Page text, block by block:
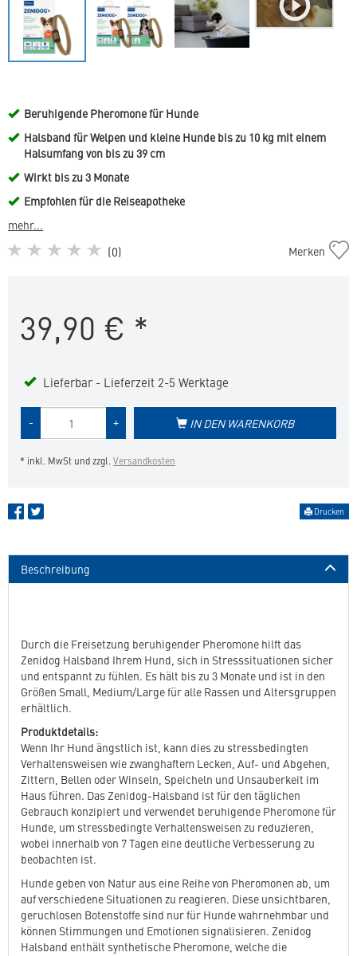
Beruhigende Pheromone für Hunde
Halsband für Welpen und kleine Hunde bis zu 10 kg mit einem
Halsumfang von bis zu 39 cm
Wirkt bis zu 3 Monate
Empfohlen für die Reiseapotheke
mehr...
(0)
Zenidog
hinzufügen
Merken
39,90 € *
Lieferbar - Lieferzeit 2-5 Werktage
+
- IN DEN WARENKORB
* inkl. MwSt und zzgl. Versandkosten
Drucken
Beschreibung
Durch die Freisetzung beruhigender Pheromone hilft das
Zenidog Halsband Ihrem Hund, sich in Stresssituationen sicher
und entspannt zu fühlen. Es hält bis zu 3 Monate und ist in den
Größen Small, Medium/Large für alle Rassen und Altersgruppen
erhältlich.
Produktdetails:
Wenn Ihr Hund ängstlich ist, kann dies zu stressbedingten
Verhaltensweisen wie zwanghaftem Lecken, Auf- und Abgehen,
Zittern, Bellen oder Winseln, Speicheln und Unsauberkeit im
Haus führen. Das Zenidog-Halsband ist für den täglichen
Gebrauch konzipiert und verwendet beruhigende Pheromone für
Hunde, um stressbedingte Verhaltensweisen zu reduzieren,
wobei innerhalb von 7 Tagen eine deutliche Verbesserung zu
beobachten ist.
Hunde geben von Natur aus eine Reihe von Pheromonen ab, um
auf verschiedene Situationen zu reagieren. Diese unsichtbaren,
geruchlosen Botenstoffe sind nur für Hunde wahrnehmbar und
können Stimmungen und Emotionen signalisieren. Zenidog
Halsband enthält synthetische Pheromone, welche die